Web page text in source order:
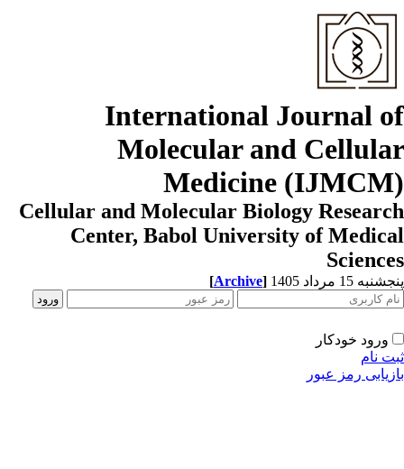
International Journal
Molecular and
Medicine
Cellular and Molecular Biology
Center, Babol University of
15 مرداد 1405 [Archive]
ورود خودکار
نام
رمز عبور